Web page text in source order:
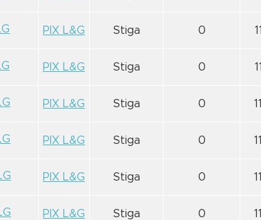
PIX L&G Stiga 0
PIX L&G Stiga 0
PIX L&G Stiga 0
PIX L&G Stiga 0
PIX L&G Stiga 0
PIX L&G Stiga 0